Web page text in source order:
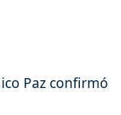
Paz confirmó